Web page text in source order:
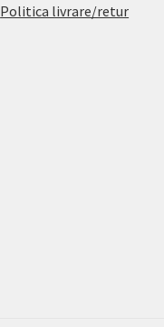
Politica livrare/retur